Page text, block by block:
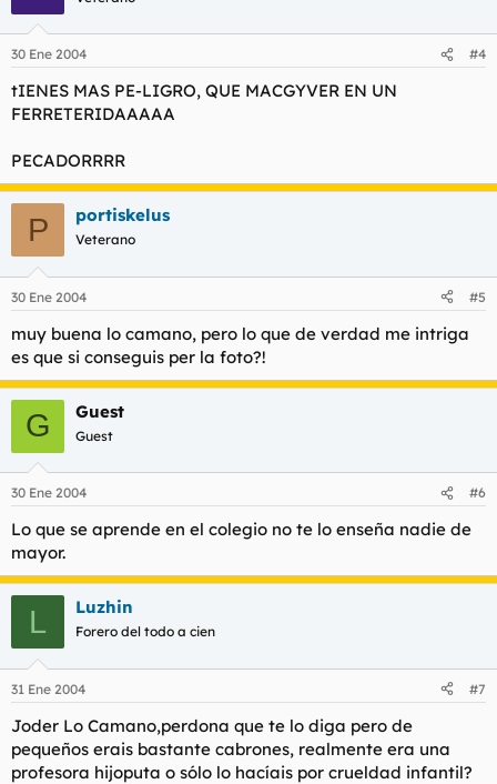
30 Ene 2004 #4
tIENES MAS PE-LIGRO, QUE MACGYVER EN UN
FERRETERIDAAAAA
PECADORRRR
P portiskelus
Veterano
30 Ene 2004 #5
muy buena lo camano, pero lo que de verdad me intriga
es que si conseguis per la foto?!
G Guest
Guest
30 Ene 2004 #6
Lo que se aprende en el colegio no te lo enseña nadie de
mayor.
L Luzhin
Forero del todo a cien
31 Ene 2004 #7
Joder Lo Camano,perdona que te lo diga pero de
pequeños erais bastante cabrones, realmente era una
profesora hijoputa o sólo lo hacíais por crueldad infantil?